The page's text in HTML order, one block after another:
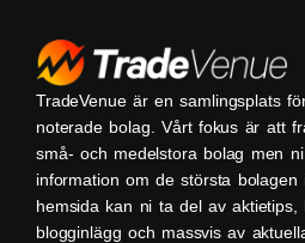
TradeVenue är en samlingsplats
noterade bolag. Vårt fokus är att
små- och medelstora bolag men
information om de största
hemsida kan ni ta del av aktietips,
blogginlägg och massvis av